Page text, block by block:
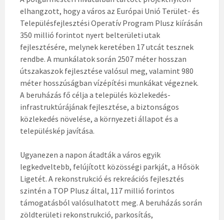
elhangzott, hogy a város az Európai Unió Terület- és
Településfejlesztési Operatív Program Plusz kiírásán
350 millió forintot nyert belterületi utak
fejlesztésére, melynek keretében 17 utcát tesznek
rendbe. A munkálatok során 2507 méter hosszan
útszakaszok fejlesztése valósul meg, valamint 980
méter hosszúságban vízépítési munkákat végeznek.
A beruházás fő célja a település közlekedés-
infrastruktúrájának fejlesztése, a biztonságos
közlekedés növelése, a környezeti állapot és a
településkép javítása.
Ugyanezen a napon átadták a város egyik
legkedveltebb, felújított közösségi parkját, a Hősök
Ligetét. A rekonstrukció és rekreációs fejlesztés
szintén a TOP Plusz által, 117 millió forintos
támogatásból valósulhatott meg. A beruházás során
zöldterületi rekonstrukció, parkosítás,